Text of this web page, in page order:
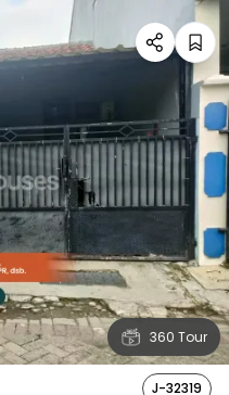
360 Tour
J-32319